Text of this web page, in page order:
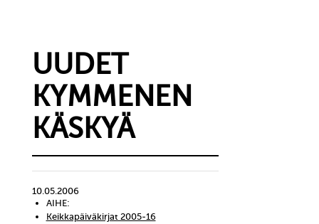
UUDET
KYMMENEN
KÄSKYÄ
10.05.2006
AIHE:
Keikkapäiväkirjat 2005-16